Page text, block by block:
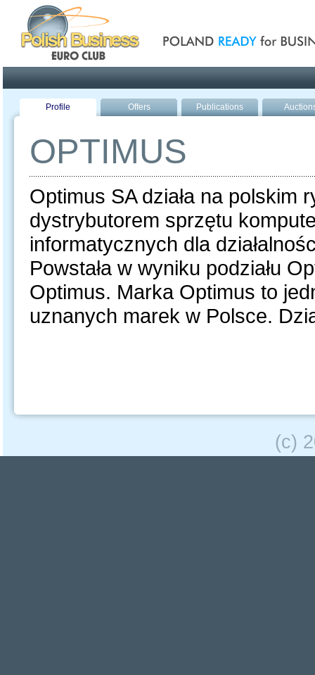
Profile Offers Publications
OPTIMUS
Optimus SA działa na polskim
dystrybutorem sprzętu
informatycznych dla
Powstała w wyniku podziału
Optimus. Marka Optimus to
uznanych marek w Polsce.
(c)